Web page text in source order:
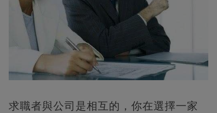
求職者與公司是相互的，你在選擇一家